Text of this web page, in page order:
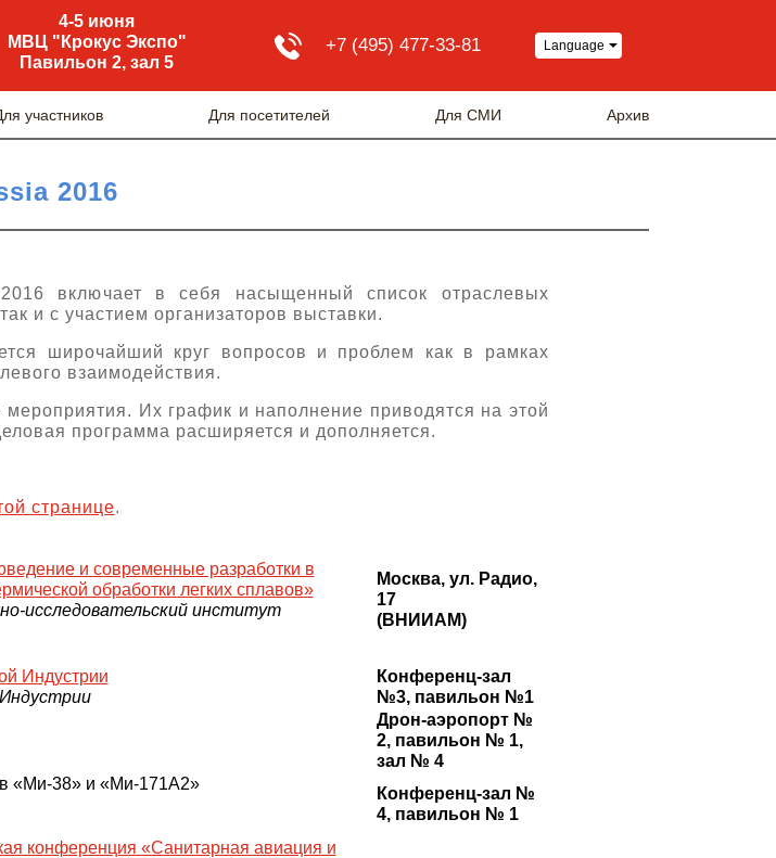
4-5 июня
МВЦ "Крокус Экспо"
Павильон 2, зал 5
+7 (495) 477-33-81 Language
участников Для посетителей Для СМИ Архив
2016
включает в себя насыщенный список отраслевых
и с участием организаторов выставки.
широчайший круг вопросов и проблем как в рамках
взаимодействия.
Их график и наполнение приводятся на этой
программа расширяется и дополняется.
странице.
и современные разработки в
обработки легких сплавов»
исследовательский институт
Москва, ул. Радио,
17
(ВНИИАМ)
Индустрии
Конференц-зал
№3, павильон №1
Дрон-аэропорт №
2, павильон № 1,
зал № 4
«Ми-38» и «Ми-171А2»
Конференц-зал №
4, павильон № 1
конференция «Санитарная авиация и